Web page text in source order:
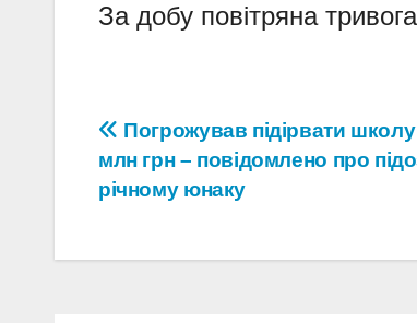
За добу повітряна
Навігація
записів
Погрожував підірвати
млн грн – повідомлено про
річному юнаку